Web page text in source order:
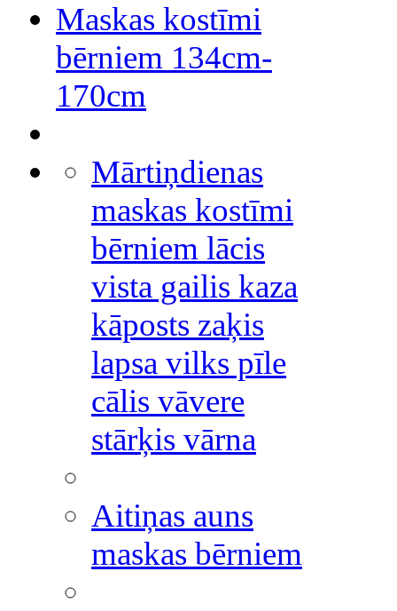
Maskas kostīmi
bērniem 134cm-
170cm
Mārtiņdienas
maskas kostīmi
bērniem lācis
vista gailis kaza
kāposts zaķis
lapsa vilks pīle
cālis vāvere
stārķis vārna
Aitiņas auns
maskas bērniem